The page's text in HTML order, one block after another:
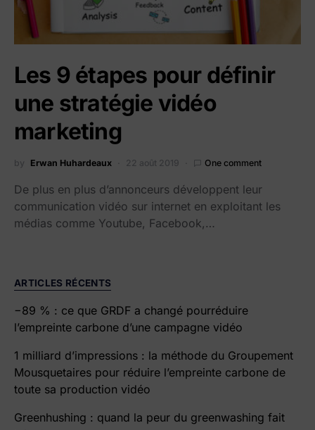
Les 9 étapes pour définir
une stratégie vidéo
marketing
by Erwan Huhardeaux 22 août 2019 One comment
De plus en plus d’annonceurs développent leur
communication vidéo sur internet en exploitant les
médias comme Youtube, Facebook,…
ARTICLES RÉCENTS
−89 % : ce que GRDF a changé pourréduire
l’empreinte carbone d’une campagne vidéo
1 milliard d’impressions : la méthode du Groupement
Mousquetaires pour réduire l’empreinte carbone de
toute sa production vidéo
Greenhushing : quand la peur du greenwashing fait